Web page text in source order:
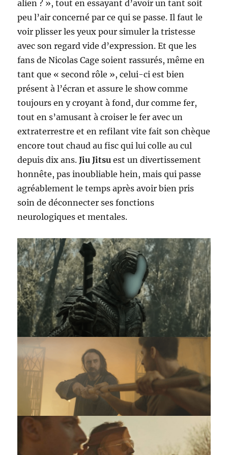
alien ? », tout en essayant d’avoir un tant soit
peu l’air concerné par ce qui se passe. Il faut le
voir plisser les yeux pour simuler la tristesse
avec son regard vide d’expression. Et que les
fans de Nicolas Cage soient rassurés, même en
tant que « second rôle », celui-ci est bien
présent à l’écran et assure le show comme
toujours en y croyant à fond, dur comme fer,
tout en s’amusant à croiser le fer avec un
extraterrestre et en refilant vite fait son chèque
encore tout chaud au fisc qui lui colle au cul
depuis dix ans.Jiu Jitsu est un divertissement
honnête, pas inoubliable hein, mais qui passe
agréablement le temps après avoir bien pris
soin de déconnecter ses fonctions
neurologiques et mentales.